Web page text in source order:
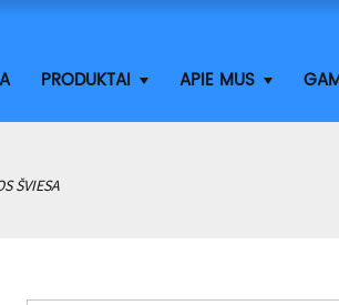
PRODUKTAI APIE MUS
ŠVIESA